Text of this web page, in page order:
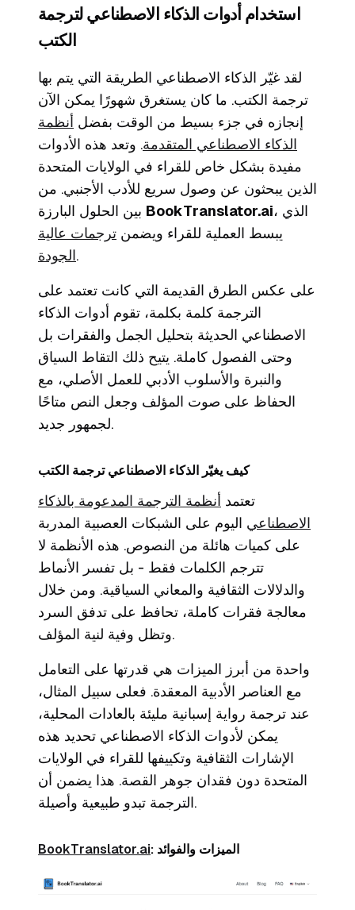
استخدام أدوات الذكاء الاصطناعي لترجمة
الكتب
لقد غيّر الذكاء الاصطناعي الطريقة التي يتم بها
ترجمة الكتب. ما كان يستغرق شهورًا يمكن الآن
إنجازه في جزء بسيط من الوقت بفضل أنظمة
الذكاء الاصطناعي المتقدمة. وتعد هذه الأدوات
مفيدة بشكل خاص للقراء في الولايات المتحدة
الذين يبحثون عن وصول سريع للأدب الأجنبي. من
BookTranslator.ai، الذي
يبسط العملية للقراء ويضمن ترجمات عالية
الجودة.
على عكس الطرق القديمة التي كانت تعتمد على
الترجمة كلمة بكلمة، تقوم أدوات الذكاء
الاصطناعي الحديثة بتحليل الجمل والفقرات بل
وحتى الفصول كاملة. يتيح ذلك التقاط السياق
والنبرة والأسلوب الأدبي للعمل الأصلي، مع
الحفاظ على صوت المؤلف وجعل النص متاحًا
لجمهور جديد.
كيف يغيّر الذكاء الاصطناعي ترجمة الكتب
تعتمد أنظمة الترجمة المدعومة بالذكاء
الاصطناعي اليوم على الشبكات العصبية المدربة
على كميات هائلة من النصوص. هذه الأنظمة لا
تترجم الكلمات فقط - بل تفسر الأنماط
والدلالات الثقافية والمعاني السياقية. ومن خلال
معالجة فقرات كاملة، تحافظ على تدفق السرد
وتظل وفية لنية المؤلف.
واحدة من أبرز الميزات هي قدرتها على التعامل
مع العناصر الأدبية المعقدة. فعلى سبيل المثال،
عند ترجمة رواية إسبانية مليئة بالعادات المحلية،
يمكن لأدوات الذكاء الاصطناعي تحديد هذه
الإشارات الثقافية وتكييفها للقراء في الولايات
المتحدة دون فقدان جوهر القصة. هذا يضمن أن
الترجمة تبدو طبيعية وأصيلة.
BookTranslator.ai : الميزات والفوائد